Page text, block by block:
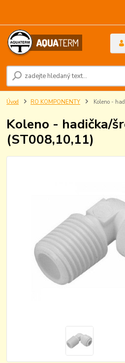
Úvod RO KOMPONENTY Koleno -
Koleno - hadička/
(ST008,10,11)